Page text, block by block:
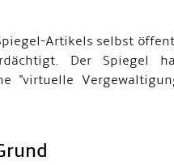
Artikels selbst
Der Spiegel
"virtuelle